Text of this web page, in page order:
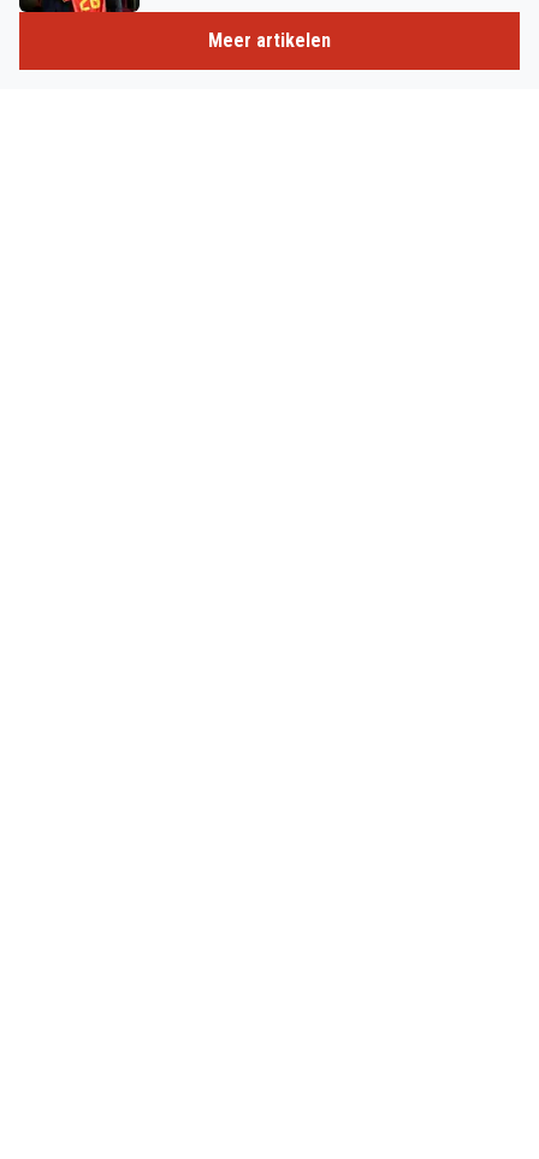
Meer artikelen